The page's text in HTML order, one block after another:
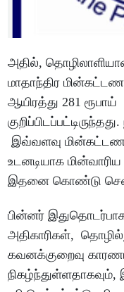
அதில், தொழிலாளியான
மாதாந்திர
ஆயிரத்து 281
இவ்வளவு
உடனடியாக
இதனை கொண்டு
பின்னர்
அதிகாரிகள்,
கவனக்குறைவு